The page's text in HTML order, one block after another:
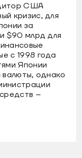
США
кризис, для
за
$90 млрд для
с 1998 года
Японии
валюты, однако
–